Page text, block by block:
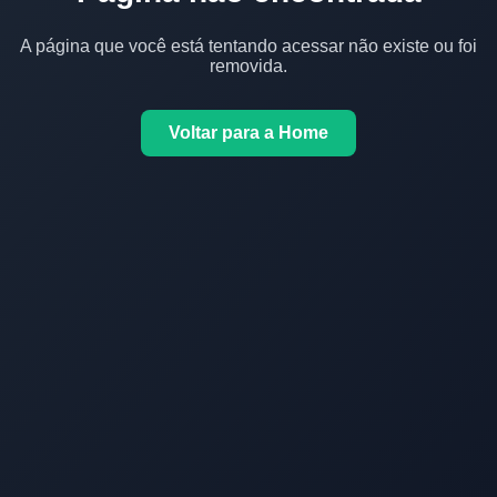
A página que você está tentando acessar não existe ou foi
removida.
Voltar para a Home